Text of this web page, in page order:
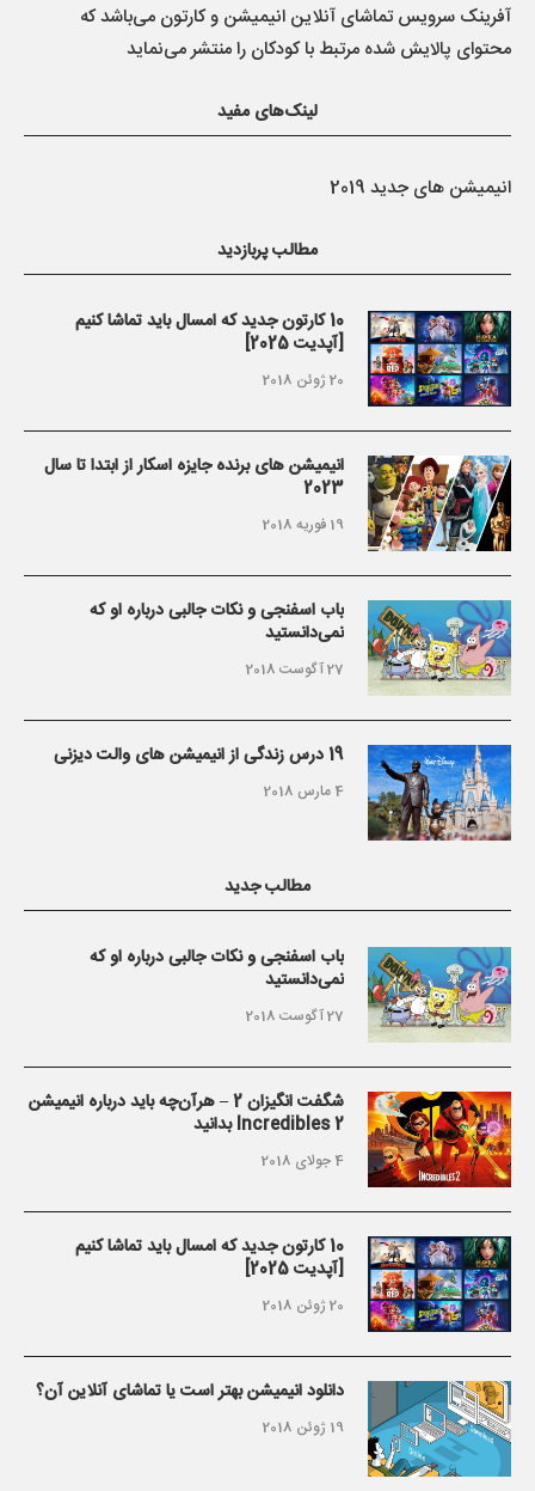
آفرینک سرویس تماشای آنلاین انیمیشن و کارتون می‌باشد که
محتوای پالایش شده مرتبط با کودکان را منتشر می‌نماید
لینک‌های مفید
انیمیشن های جدید 2019
مطالب پربازدید
10 کارتون جدید که امسال باید تماشا کنیم
[آپدیت 2025]
20 ژوئن 2018
انیمیشن های برنده جایزه اسکار از ابتدا تا سال
2023
19 فوریه 2018
باب اسفنجی و نکات جالبی درباره او که
نمی‌دانستید
27 آگوست 2018
19 درس زندگی از انیمیشن های والت دیزنی
4 مارس 2018
مطالب جدید
باب اسفنجی و نکات جالبی درباره او که
نمی‌دانستید
27 آگوست 2018
شگفت انگیزان 2 – هرآن‌چه باید درباره انیمیشن
Incredibles 2 بدانید
4 جولای 2018
10 کارتون جدید که امسال باید تماشا کنیم
[آپدیت 2025]
20 ژوئن 2018
دانلود انیمیشن بهتر است یا تماشای آنلاین آن؟
19 ژوئن 2018